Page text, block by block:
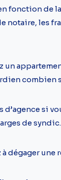
fonction de
notaire, les
un
combien
d’agence si
de syndic.
à dégager